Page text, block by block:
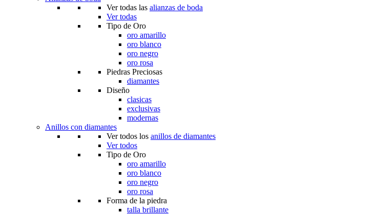
Ver todas las alianzas de boda
Ver todas
Tipo de Oro
oro amarillo
oro blanco
oro negro
oro rosa
Piedras Preciosas
diamantes
Diseño
clasicas
exclusivas
modernas
Anillos con diamantes
Ver todos los anillos de diamantes
Ver todos
Tipo de Oro
oro amarillo
oro blanco
oro negro
oro rosa
Forma de la piedra
talla brillante